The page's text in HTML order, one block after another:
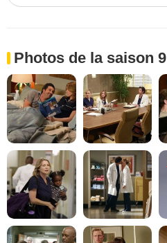
Photos de la saison 9